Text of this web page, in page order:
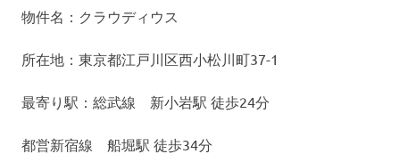
物件名：クラウディウス
所在地：東京都江戸川区西小松川町37-1
最寄り駅：総武線 新小岩駅 徒歩24分
都営新宿線 船堀駅 徒歩34分